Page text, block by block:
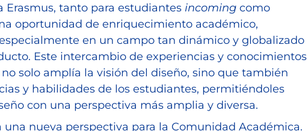
Erasmus, tanto para estudiantes incoming como
oportunidad de enriquecimiento académico,
en un campo tan dinámico y globalizado
Este intercambio de experiencias y conocimientos
solo amplía la visión del diseño, sino que también
y habilidades de los estudiantes, permitiéndoles
con una perspectiva más amplia y diversa.
una nueva perspectiva para la Comunidad Académica.